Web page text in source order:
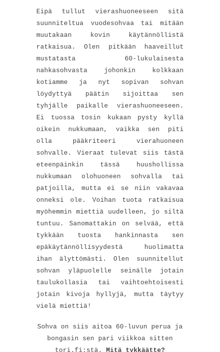
Eipä tullut vierashuoneeseen sitä
suunniteltua vuodesohvaa tai mitään
muutakaan kovin käytännöllistä
ratkaisua. Olen pitkään haaveillut
mustatasta 60-lukulaisesta
nahkasohvasta johonkin kolkkaan
kotiamme ja nyt sopivan sohvan
löydyttyä päätin sijoittaa sen
tyhjälle paikalle vierashuoneeseen.
Ei tuossa tosin kukaan pysty kyllä
oikein nukkumaan, vaikka sen piti
olla pääkriteeri vierahuoneen
sohvalle. Vieraat tulevat siis tästä
eteenpäinkin tässä huushollissa
nukkumaan olohuoneen sohvalla tai
patjoilla, mutta ei se niin vakavaa
onneksi ole. Voihan tuota ratkaisua
myöhemmin miettiä uudelleen, jo siltä
tuntuu. Sanomattakin on selvää, että
tykkään tuosta hankinnasta sen
epäkäytännöllisyydestä huolimatta
ihan älyttömästi. Olen suunnitellut
sohvan yläpuolelle seinälle jotain
taulukollasia tai vaihtoehtoisesti
jotain kivoja hyllyjä, mutta täytyy
vielä miettiä!
Sohva on siis aitoa 60-luvun perua ja
bongasin sen pari viikkoa sitten
tori.fi:stä.
Mitä tykkäätte?